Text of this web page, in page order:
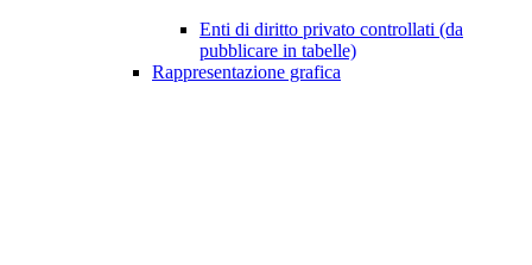
Enti di diritto privato controllati (da
pubblicare in tabelle)
Rappresentazione grafica